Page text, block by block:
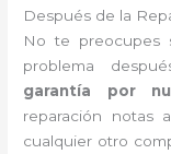
Después de la
No te preocupes
problema
garantía por
reparación notas
cualquier otro